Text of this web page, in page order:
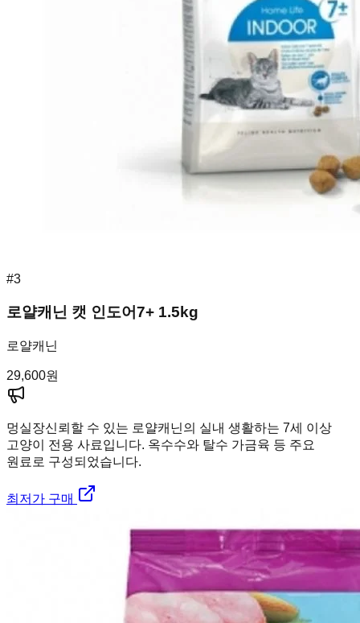
#3
로얄캐닌 캣 인도어7+ 1.5kg
로얄캐닌
29,600원
멍실장신뢰할 수 있는 로얄캐닌의 실내 생활하는 7세 이상
고양이 전용 사료입니다. 옥수수와 탈수 가금육 등 주요
원료로 구성되었습니다.
최저가 구매